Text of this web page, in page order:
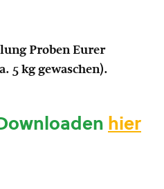
Proben Eurer
5 kg gewaschen).
hier